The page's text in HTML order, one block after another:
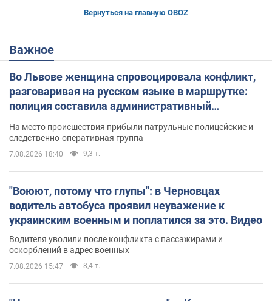
Вернуться на главную OBOZ
Важное
Во Львове женщина спровоцировала конфликт,
разговаривая на русском языке в маршрутке:
полиция составила административный
На место происшествия прибыли патрульные полицейские и
следственно-оперативная группа
7.08.2026 18:40 9,3 т.
"Воюют, потому что глупы": в Черновцах
водитель автобуса проявил неуважение к
украинским военным и поплатился за это. Видео
Водителя уволили после конфликта с пассажирами и
оскорблений в адрес военных
7.08.2026 15:47 8,4 т.